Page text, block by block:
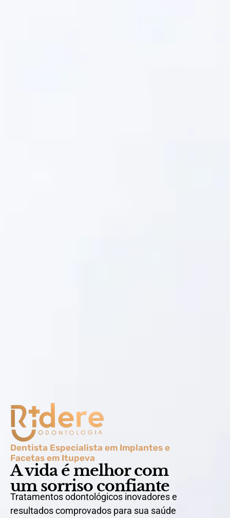
Dentista Especialista em Implantes e
Facetas em Itupeva
A vida é melhor com
um sorriso confiante
Tratamentos odontológicos inovadores e
resultados comprovados para sua saúde